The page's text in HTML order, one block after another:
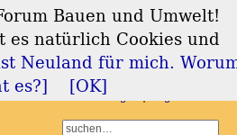
und
Bauen und Umwelt!
es natürlich Cookies und
Neuland für mich.
es?]
[OK]